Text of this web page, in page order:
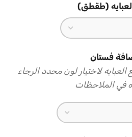
العبايه (طقطق)
فستان
لاختيار لون محدد الرجاء
في الملاحظات